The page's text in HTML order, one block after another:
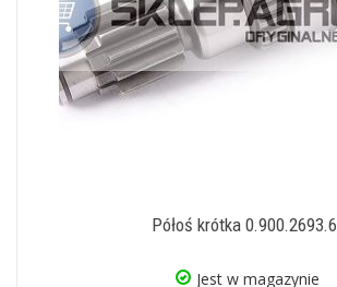
Półoś krótka 0.900.2693.6
Jest w magazynie